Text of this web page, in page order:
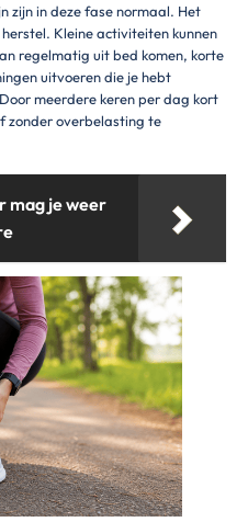
zijn in deze fase normaal. Het
Kleine activiteiten kunnen
regelmatig uit bed komen, korte
uitvoeren die je hebt
meerdere keren per dag kort
zonder overbelasting te
mag je weer